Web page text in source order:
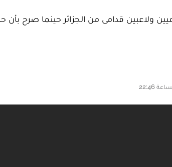
قدامى من الجزائر حينما صرح بأن